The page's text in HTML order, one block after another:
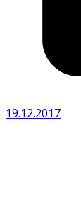
19.12.2017